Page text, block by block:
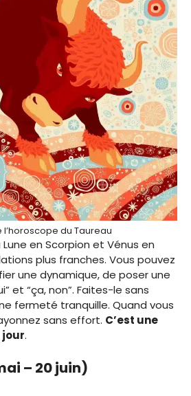
l’horoscope du Taureau
en Scorpion et Vénus en
plus franches. Vous pouvez
une dynamique, de poser une
et “ça, non”. Faites-le sans
fermeté tranquille. Quand vous
sans effort. C’est une
jour.
– 20 juin)